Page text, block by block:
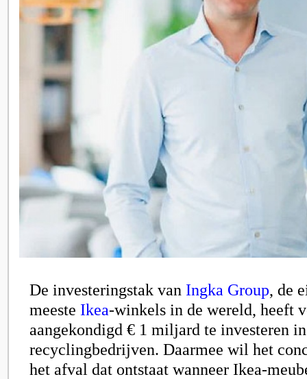
De investeringstak van Ingka Group, de
meeste Ikea-winkels in de wereld, heeft
aangekondigd € 1 miljard te investeren in
recyclingbedrijven. Daarmee wil het
het afval dat ontstaat wanneer Ikea-